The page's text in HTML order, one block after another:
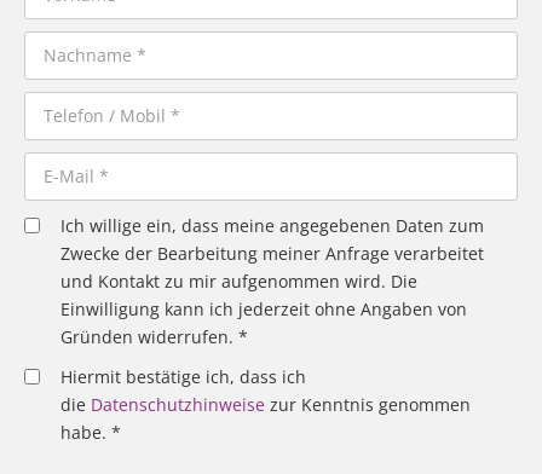
Ich willige ein, dass meine angegebenen Daten zum
Zwecke der Bearbeitung meiner Anfrage verarbeitet
und Kontakt zu mir aufgenommen wird. Die
Einwilligung kann ich jederzeit ohne Angaben von
Gründen widerrufen. *
Hiermit bestätige ich, dass ich
die Datenschutzhinweise zur Kenntnis genommen
habe. *